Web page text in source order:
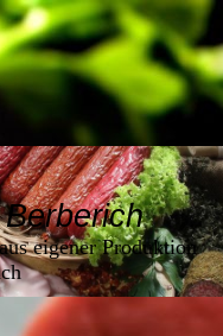
eigener Produktion